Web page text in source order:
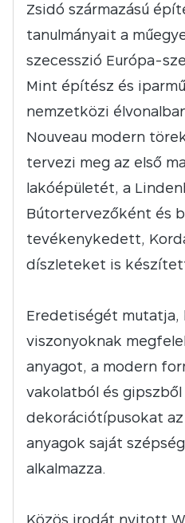
Zsidó származású
tanulmányait a
szecesszió Európa-
Mint építész és
nemzetközi
Nouveau modern
tervezi meg az első
lakóépületét, a
Bútortervezőként és
tevékenykedett,
díszleteket is
Eredetiségét mutatja,
viszonyoknak
anyagot, a modern
vakolatból és gipszből
dekorációtípusokat
anyagok saját
alkalmazza.
Közös irodát nyitott